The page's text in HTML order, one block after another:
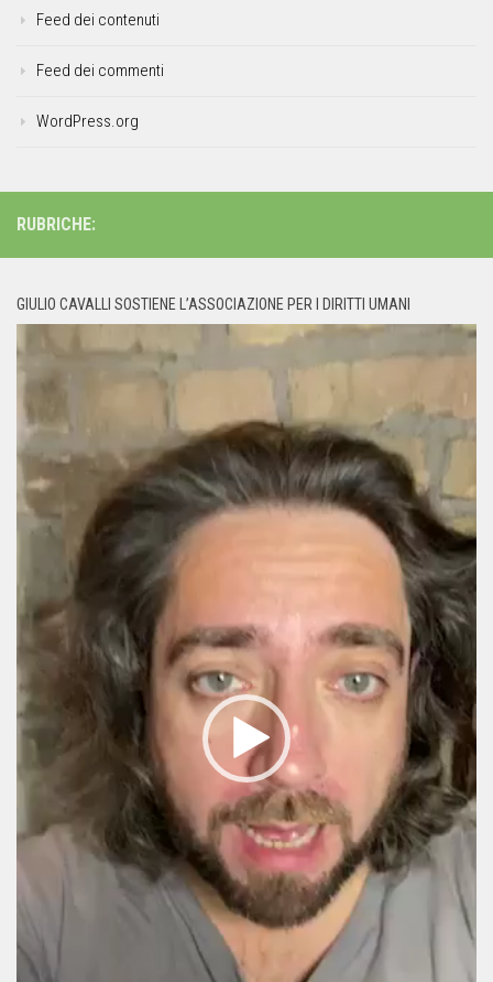
Feed dei contenuti
Feed dei commenti
WordPress.org
RUBRICHE:
GIULIO CAVALLI SOSTIENE L’ASSOCIAZIONE PER I DIRITTI UMANI
Player